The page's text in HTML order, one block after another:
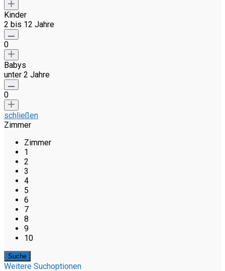
Kinder
2 bis 12 Jahre
0
Babys
unter 2 Jahre
0
schließen
Zimmer
Zimmer
1
2
3
4
5
6
7
8
9
10
Weitere Suchoptionen